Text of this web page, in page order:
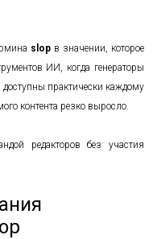
slop в значении, которое
ИИ, когда генераторы
доступны практически каждому
контента резко выросло.
редакторов без участия